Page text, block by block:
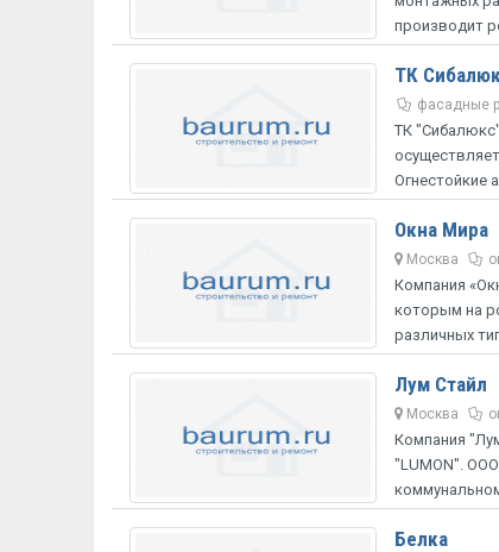
производит
ТК
фасадные
ТК
Огнестойкие
Oкна Мира
Москва
Компания
которым на
различных
Лум Стайл
Москва
Компания
"LUMON".
Белка